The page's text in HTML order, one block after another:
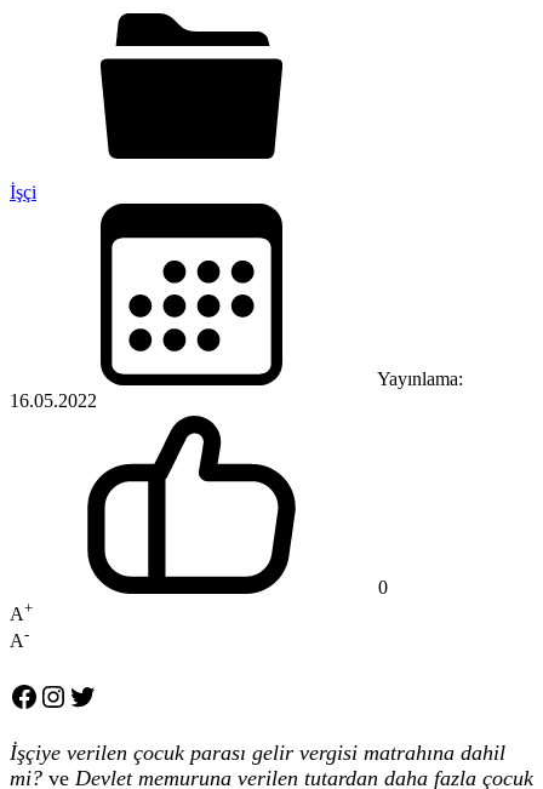
İşçi
Yayınlama:
16.05.2022
0
A+
A-
Facebook
Instagram
Twitter
İşçiye verilen çocuk parası gelir vergisi matrahına dahil
mi? ve Devlet memuruna verilen tutardan daha fazla çocuk